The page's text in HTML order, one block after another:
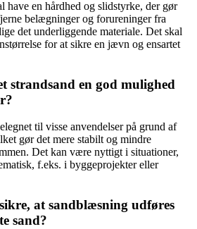
have en hårdhed og slidstyrke, der gør
belægninger og forureninger fra
det underliggende materiale. Det skal
for at sikre en jævn og ensartet
strandsand en god mulighed
til visse anvendelser på grund af
gør det mere stabilt og mindre
Det kan være nyttigt i situationer,
f.eks. i byggeprojekter eller
at sandblæsning udføres
sand?